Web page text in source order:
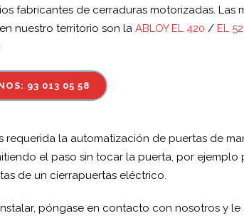
fabricantes de cerraduras motorizadas. Las
nuestro territorio son la ABLOY EL 420 / EL
93 013 05 58
requerida la automatización de puertas de
el paso sin tocar la puerta, por ejemplo
de un cierrapuertas eléctrico.
póngase en contacto con nosotros y le